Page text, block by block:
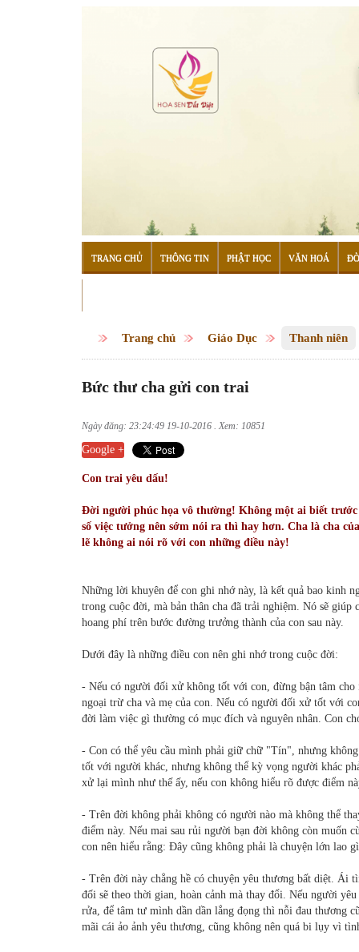
TRANG CHỦ THÔNG TIN PHẬT HỌC VĂN HOÁ
Trang chủ Giáo Dục Thanh niên
Bức thư cha gửi con trai
Ngày đăng: 23:24:49 19-10-2016 . Xem: 10851
Google +
Con trai yêu dấu!
Đời người phúc họa vô thường! Không một ai biết trước
số việc tưởng nên sớm nói ra thì hay hơn. Cha là cha
lẽ không ai nói rõ với con những điều này!
Những lời khuyên để con ghi nhớ này, là kết quả bao kinh
trong cuộc đời, mà bản thân cha đã trải nghiệm. Nó sẽ giúp
hoang phí trên bước đường trưởng thành của con sau này.
Dưới đây là những điều con nên ghi nhớ trong cuộc đời:
- Nếu có người đối xử không tốt với con, đừng bận tâm
ngoại trừ cha và mẹ của con. Nếu có người đối xử tốt với
đời làm việc gì thường có mục đích và nguyên nhân. Con
- Con có thể yêu cầu mình phải giữ chữ "Tín", nhưng
tốt với người khác, nhưng không thể kỳ vọng người khác
xử lại mình như thế ấy, nếu con không hiểu rõ được điểm
- Trên đời không phải không có người nào mà không thể
điểm này. Nếu mai sau rủi người bạn đời không còn muốn
con nên hiểu rằng: Đây cũng không phải là chuyện lớn lao
- Trên đời này chẳng hề có chuyện yêu thương bất diệt. Ái
đối sẽ theo thời gian, hoàn cảnh mà thay đổi. Nếu người
rửa, để tâm tư mình dần dần lắng đọng thì nỗi đau thương
mãi cái ảo ảnh yêu thương, cũng không nên quá bi lụy vì